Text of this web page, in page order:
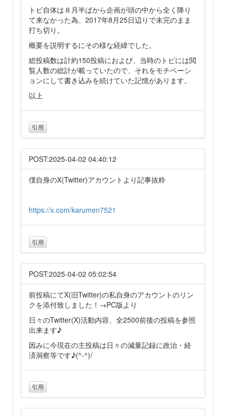
トピ自体は８月半ばから企画が頭の中から全く降り
て来なかった為、2017年8月25日辺りで未完のまま
打ち切り。
概要を説明するにその様な経緯でした。
総投稿数は計約150投稿におよび、当時のトピには閲
覧人数の総計が載っていたので、それをモチベーシ
ョンにして書き込みを続けていた記憶があります。
以上
引用
POST:2025-04-02 04:40:12
僕自身のX(Twitter)アカウントより記事抜粋
https://x.com/karumen7521
引用
POST:2025-04-02 05:02:54
前投稿にてX(旧Twitter)の私自身のアカウントのリン
クを添付致しました！→PC版より
日々のTwitter(X)活動内容、全2500前後の投稿を参照
出来ます♪
因みに今現在の主投稿は日々の減量記録に政治・経
済洞察等です♪(^-^)/
引用